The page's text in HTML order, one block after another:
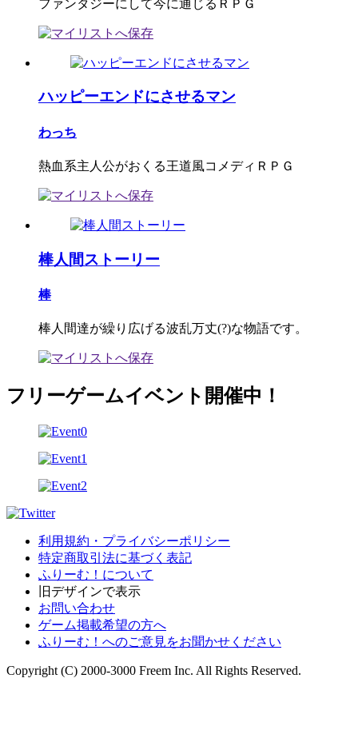
ファンタジーにして今に通じるＲＰＧ
ハッピーエンドにさせるマン
わっち
熱血系主人公がおくる王道風コメディＲＰＧ
棒人間ストーリー
棒
棒人間達が繰り広げる波乱万丈(?)な物語です。
フリーゲームイベント開催中！
利用規約・プライバシーポリシー
特定商取引法に基づく表記
ふりーむ！について
旧デザインで表示
お問い合わせ
ゲーム掲載希望の方へ
ふりーむ！へのご意見をお聞かせください
Copyright (C) 2000-3000 Freem Inc. All Rights Reserved.